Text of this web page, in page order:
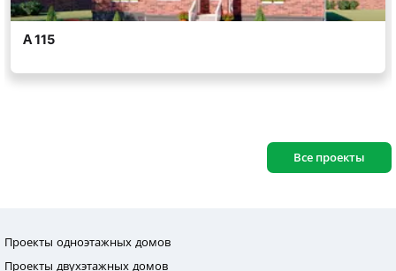
Все проекты
Проекты одноэтажных домов
Проекты двухэтажных домов